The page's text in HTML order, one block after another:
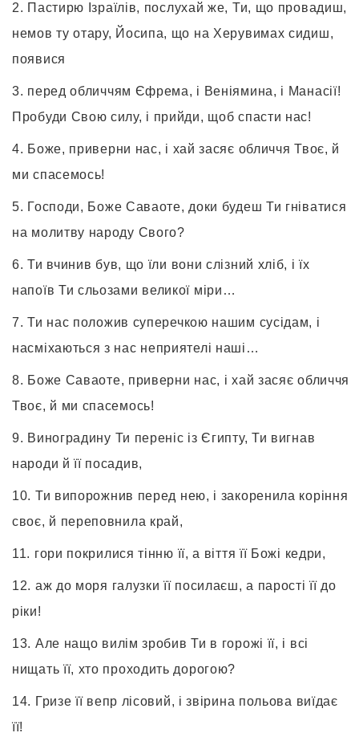
Пастирю Ізраїлів, послухай же, Ти, що провадиш,
немов ту отару, Йосипа, що на Херувимах сидиш,
появися
перед обличчям Єфрема, і Веніямина, і Манасії!
Пробуди Свою силу, і прийди, щоб спасти нас!
Боже, приверни нас, і хай засяє обличчя Твоє, й
ми спасемось!
Господи, Боже Саваоте, доки будеш Ти гніватися
на молитву народу Свого?
Ти вчинив був, що їли вони слізний хліб, і їх
напоїв Ти сльозами великої міри…
Ти нас положив суперечкою нашим сусідам, і
насміхаються з нас неприятелі наші…
Боже Саваоте, приверни нас, і хай засяє обличчя
Твоє, й ми спасемось!
Виноградину Ти переніс із Єгипту, Ти вигнав
народи й її посадив,
Ти випорожнив перед нею, і закоренила коріння
своє, й переповнила край,
гори покрилися тінню її, а віття її Божі кедри,
аж до моря галузки її посилаєш, а парості її до
ріки!
Але нащо вилім зробив Ти в горожі її, і всі
нищать її, хто проходить дорогою?
Гризе її вепр лісовий, і звірина польова виїдає
її!